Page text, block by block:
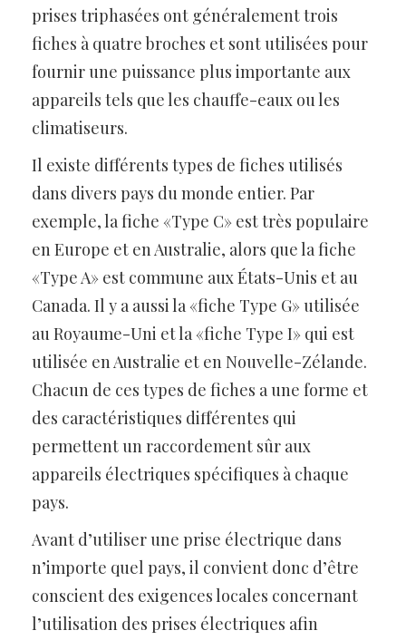
prises triphasées ont généralement trois
fiches à quatre broches et sont utilisées pour
fournir une puissance plus importante aux
appareils tels que les chauffe-eaux ou les
climatiseurs.
Il existe différents types de fiches utilisés
dans divers pays du monde entier. Par
exemple, la fiche «Type C» est très populaire
en Europe et en Australie, alors que la fiche
«Type A» est commune aux États-Unis et au
Canada. Il y a aussi la «fiche Type G» utilisée
au Royaume-Uni et la «fiche Type I» qui est
utilisée en Australie et en Nouvelle-Zélande.
Chacun de ces types de fiches a une forme et
des caractéristiques différentes qui
permettent un raccordement sûr aux
appareils électriques spécifiques à chaque
pays.
Avant d’utiliser une prise électrique dans
n’importe quel pays, il convient donc d’être
conscient des exigences locales concernant
l’utilisation des prises électriques afin